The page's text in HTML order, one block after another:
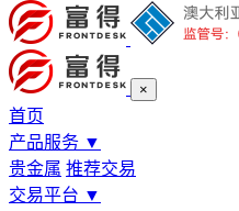
×
首页
产品服务 ▼
贵金属 推荐交易
交易平台 ▼